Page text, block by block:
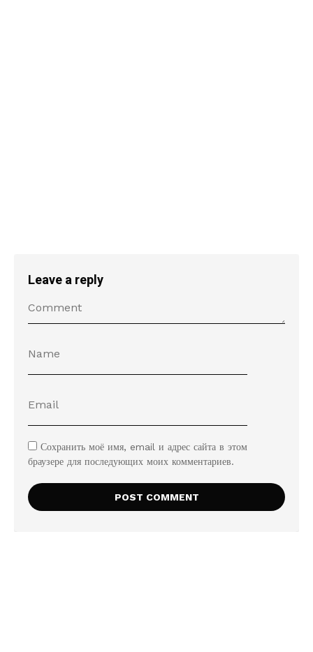
Leave a reply
Сохранить моё имя, email и адрес сайта в этом
браузере для последующих моих комментариев.